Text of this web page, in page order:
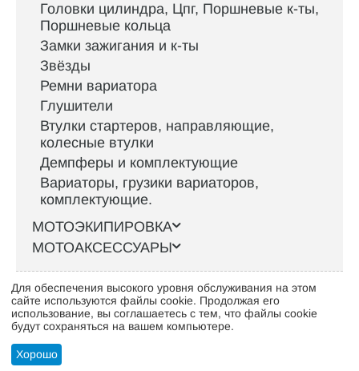
Головки цилиндра, Цпг, Поршневые к-ты,
Поршневые кольца
Замки зажигания и к-ты
Звёзды
Ремни вариатора
Глушители
Втулки стартеров, направляющие,
колесные втулки
Демпферы и комплектующие
Вариаторы, грузики вариаторов,
комплектующие.
МОТОЭКИПИРОВКА
МОТОАКСЕССУАРЫ
Интернет-магазин велосипедов VELO52.RU
Стать оптовым клиентом
Для обеспечения высокого уровня обслуживания на этом
сайте используются файлы cookie. Продолжая его
использование, вы соглашаетесь с тем, что файлы cookie
будут сохраняться на вашем компьютере.
Хорошо